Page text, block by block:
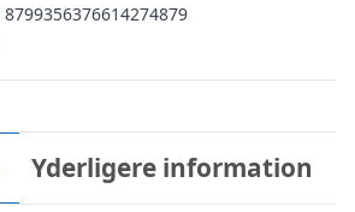
8799356376614274879
Yderligere information